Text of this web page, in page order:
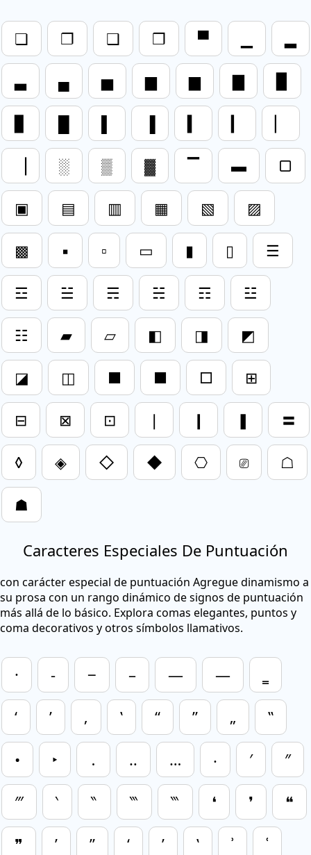
❏ ❐ ❑ ❒ ▀ ▂
▃ ▄ ▅ ▆ ▆ ▇
░ ▒ ▓ ▔ ▬ ▢
▣ ▤ ▥ ▦ ▧ ▨
▩ ▪ ▫ ▭ ▮ ▯ ☰
☲ ☱ ☴ ☵ ☶ ☳
☷ ▰ ▱ ◧ ◨ ◩
◪ ◫ ■ ■ □ ⊞
⊟ ⊠ ⊡ ❘ ❙ ❚ 〓
◊ ◈ ◇ ◆ ⎔ ⎚ ☖
☗
Caracteres Especiales De Puntuación
con carácter especial de puntuación Agregue dinamismo a
su prosa con un rango dinámico de signos de puntuación
más allá de lo básico. Explora comas elegantes, puntos y
coma decorativos y otros símbolos llamativos.
· ‑ ‒ – — ―
‘ ’ ‚ ‛ “ ” „ ‟
• ‣ ․ ‥ … ‧ ′ ″
‴ ‵ ‶ ‷ ‷️ ❛ ❜ ❝
❞ ʹ ʺ ʻ ʼ ʽ ʾ ʿ